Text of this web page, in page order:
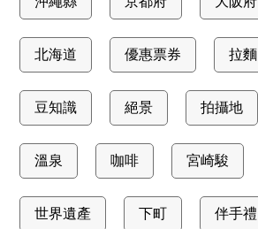
北海道 優惠票券 拉麵
豆知識 絕景 拍攝地
溫泉 咖啡 宮崎駿
世界遺產 下町 伴手禮